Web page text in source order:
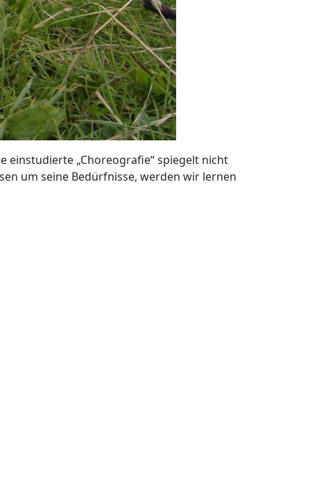
einstudierte „Choreografie“ spiegelt nicht
um seine Bedürfnisse, werden wir lernen